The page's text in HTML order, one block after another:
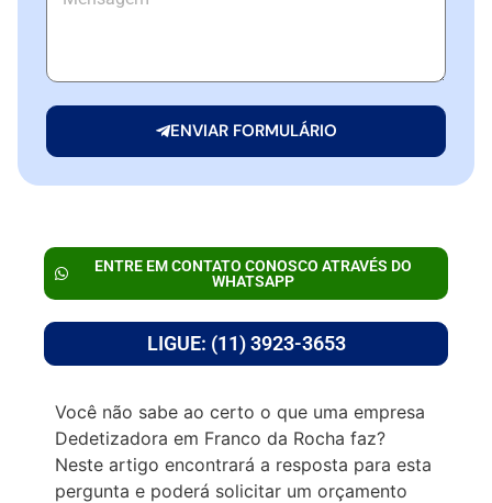
ENVIAR FORMULÁRIO
ENTRE EM CONTATO CONOSCO ATRAVÉS DO
WHATSAPP
LIGUE: (11) 3923-3653
Você não sabe ao certo o que uma empresa
Dedetizadora em Franco da Rocha faz?
Neste artigo encontrará a resposta para esta
pergunta e poderá solicitar um orçamento